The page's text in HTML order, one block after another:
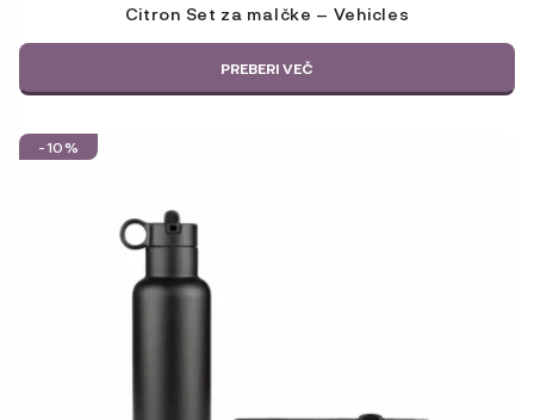
Citron Set za malčke – Vehicles
PREBERI VEČ
-10%